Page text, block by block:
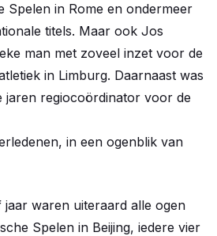
Spelen in Rome en ondermeer
titels. Maar ook Jos
man met zoveel inzet voor de
in Limburg. Daarnaast was
jaren regiocoördinator voor de
in een ogenblik van
waren uiteraard alle ogen
Spelen in Beijing, iedere vier